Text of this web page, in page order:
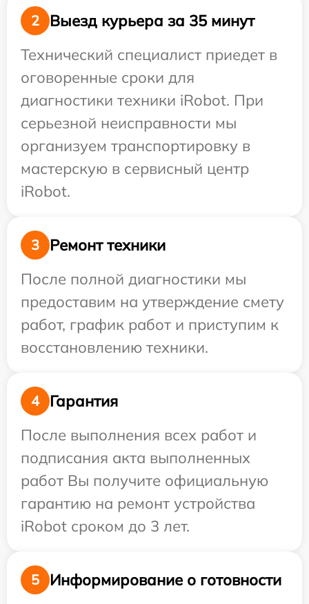
2
Выезд курьера за 35 минут
Технический специалист приедет в
оговоренные сроки для
диагностики техники iRobot. При
серьезной неисправности мы
организуем транспортировку в
мастерскую в сервисный центр
iRobot.
3
Ремонт техники
После полной диагностики мы
предоставим на утверждение смету
работ, график работ и приступим к
восстановлению техники.
4
Гарантия
После выполнения всех работ и
подписания акта выполненных
работ Вы получите официальную
гарантию на ремонт устройства
iRobot сроком до 3 лет.
5 Информирование о готовности